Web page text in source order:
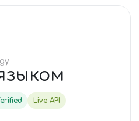
Live API